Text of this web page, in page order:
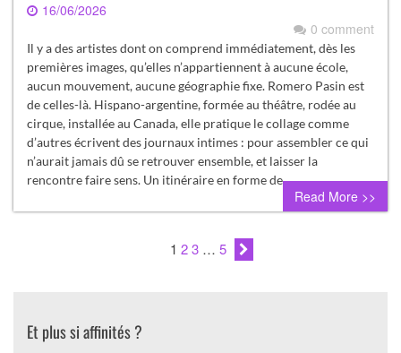
16/06/2026
0 comment
Il y a des artistes dont on comprend immédiatement, dès les
premières images, qu’elles n’appartiennent à aucune école,
aucun mouvement, aucune géographie fixe. Romero Pasin est
de celles-là. Hispano-argentine, formée au théâtre, rodée au
cirque, installée au Canada, elle pratique le collage comme
d’autres écrivent des journaux intimes : pour assembler ce qui
n’aurait jamais dû se retrouver ensemble, et laisser la
rencontre faire sens. Un itinéraire en forme de…
Read More >>
1 23 … 5
Et plus si affinités ?